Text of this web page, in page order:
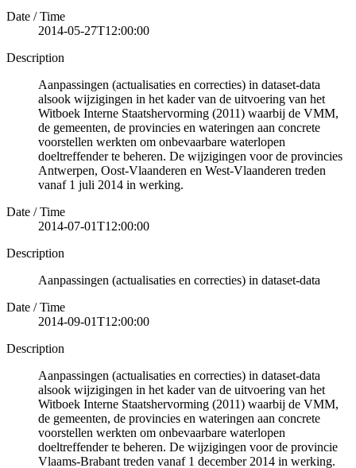
Date / Time
2014-05-27T12:00:00
Description
Aanpassingen (actualisaties en correcties) in dataset-data
alsook wijzigingen in het kader van de uitvoering van het
Witboek Interne Staatshervorming (2011) waarbij de VMM,
de gemeenten, de provincies en wateringen aan concrete
voorstellen werkten om onbevaarbare waterlopen
doeltreffender te beheren. De wijzigingen voor de provincies
Antwerpen, Oost-Vlaanderen en West-Vlaanderen treden
vanaf 1 juli 2014 in werking.
Date / Time
2014-07-01T12:00:00
Description
Aanpassingen (actualisaties en correcties) in dataset-data
Date / Time
2014-09-01T12:00:00
Description
Aanpassingen (actualisaties en correcties) in dataset-data
alsook wijzigingen in het kader van de uitvoering van het
Witboek Interne Staatshervorming (2011) waarbij de VMM,
de gemeenten, de provincies en wateringen aan concrete
voorstellen werkten om onbevaarbare waterlopen
doeltreffender te beheren. De wijzigingen voor de provincie
Vlaams-Brabant treden vanaf 1 december 2014 in werking.